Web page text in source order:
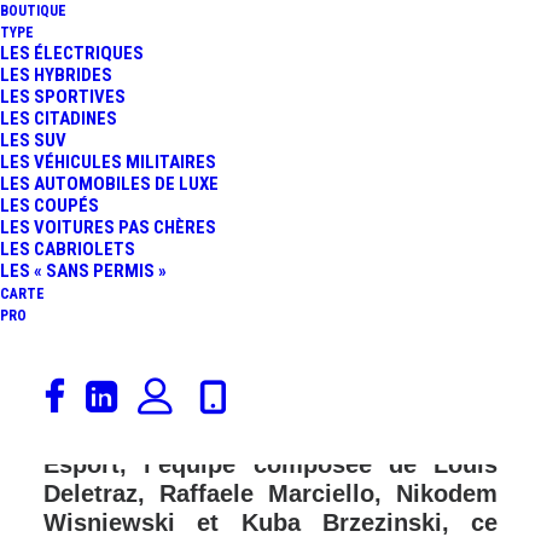
BOUTIQUE
TYPE
LES ÉLECTRIQUES
LES HYBRIDES
LES SPORTIVES
LES CITADINES
LES SUV
LES VÉHICULES MILITAIRES
LES AUTOMOBILES DE LUXE
LES COUPÉS
LES VOITURES PAS CHÈRES
LES CABRIOLETS
LES « SANS PERMIS »
CARTE
PRO
Les premières 24 Heures du Mans
virtuelles viennent de s’achever avec
Esport, l’équipe composée de Louis
Deletraz, Raffaele Marciello, Nikodem
Wisniewski et Kuba Brzezinski, ce